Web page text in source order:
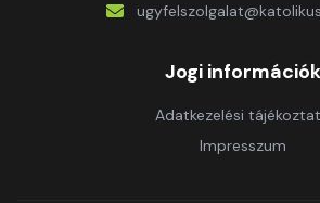
Jogi információk
Adatkezelési
Impresszum